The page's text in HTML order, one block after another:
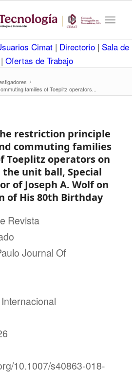
Cimat | Directorio | Sala de
| Ofertas de Trabajo
/
families of Toeplitz operators...
restriction principle
commuting families
Toeplitz operators on
the unit ball, Special
of Joseph A. Wolf on
of His 80th Birthday
Revista
Journal Of
Internacional
10.1007/s40863-018-